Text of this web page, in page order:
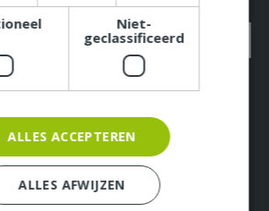
Niet-
geclassificeerd
ALLES ACCEPTEREN
ALLES AFWIJZEN